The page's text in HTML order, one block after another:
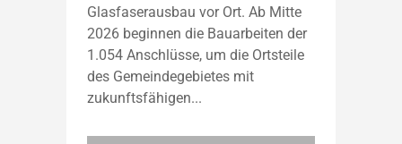
Glasfaserausbau vor Ort. Ab Mitte
2026 beginnen die Bauarbeiten der
1.054 Anschlüsse, um die Ortsteile
des Gemeindegebietes mit
zukunftsfähigen...